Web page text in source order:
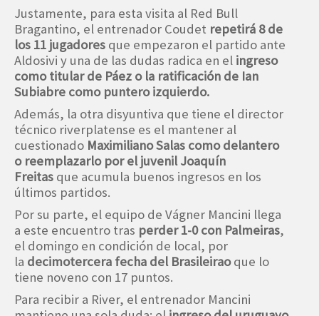
Justamente, para esta visita al Red Bull
Bragantino, el entrenador Coudet repetirá 8 de
los 11 jugadores que empezaron el partido ante
Aldosivi y una de las dudas radica en el ingreso
como titular de Páez o la ratificación de Ian
Subiabre como puntero izquierdo.
Además, la otra disyuntiva que tiene el director
técnico riverplatense es el mantener al
cuestionado Maximiliano Salas como delantero
o reemplazarlo por el juvenil Joaquín
Freitas que acumula buenos ingresos en los
últimos partidos.
Por su parte, el equipo de Vágner Mancini llega
a este encuentro tras perder 1-0 con Palmeiras,
el domingo en condición de local, por
la decimotercera fecha del Brasileiraoque lo
tiene noveno con 17 puntos.
Para recibir a River, el entrenador Mancini